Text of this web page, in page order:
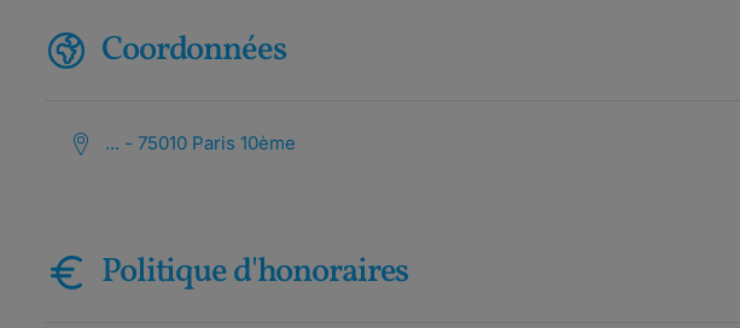
Coordonnées
... - 75010 Paris 10ème
Politique d'honoraires